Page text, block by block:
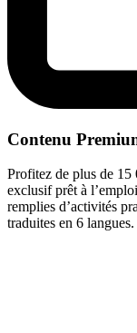
Contenu
Profitez de plus de 15
exclusif prêt à
remplies d’activités
traduites en 6 langues.